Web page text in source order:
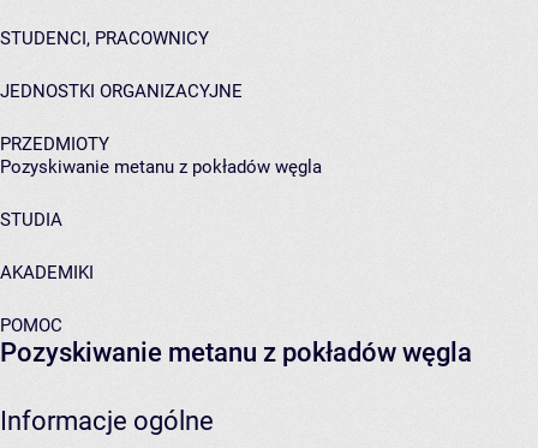
STUDENCI, PRACOWNICY
JEDNOSTKI ORGANIZACYJNE
PRZEDMIOTY
Pozyskiwanie metanu z pokładów węgla
STUDIA
AKADEMIKI
POMOC
Pozyskiwanie metanu z pokładów węgla
Informacje ogólne